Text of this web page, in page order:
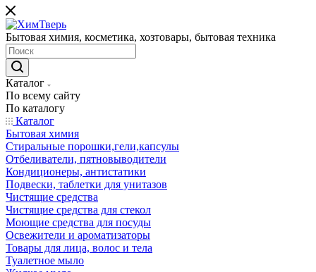
Бытовая химия, косметика, хозтовары, бытовая техника
Каталог
По всему сайту
По каталогу
Каталог
Бытовая химия
Стиральные порошки,гели,капсулы
Отбеливатели, пятновыводители
Кондиционеры, антистатики
Подвески, таблетки для унитазов
Чистящие средства
Чистящие средства для стекол
Моющие средства для посуды
Освежители и ароматизаторы
Товары для лица, волос и тела
Туалетное мыло